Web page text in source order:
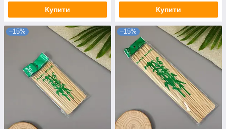
Купити Купити
–15% –15%